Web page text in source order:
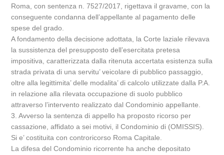
Roma, con sentenza n. 7527/2017, rigettava il gravame, con la
conseguente condanna dell’appellante al pagamento delle
spese del grado.
A fondamento della decisione adottata, la Corte laziale rilevava
la sussistenza del presupposto dell’esercitata pretesa
impositiva, caratterizzata dalla ritenuta accertata esistenza sulla
strada privata di una servitu’ veicolare di pubblico passaggio,
oltre alla legittimita’ delle modalita’ di calcolo utilizzate dalla P.A.
in relazione alla rilevata occupazione di suolo pubblico
attraverso l’intervento realizzato dal Condominio appellante.
3. Avverso la sentenza di appello ha proposto ricorso per
cassazione, affidato a sei motivi, il Condominio di (OMISSIS).
Si e’ costituita con controricorso Roma Capitale.
La difesa del Condominio ricorrente ha anche depositato